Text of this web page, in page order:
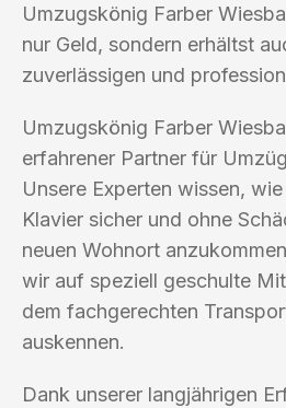
Umzugskönig Farber
nur Geld, sondern erhältst
zuverlässigen und
Umzugskönig Farber
erfahrener Partner für
Unsere Experten wissen,
Klavier sicher und ohne
neuen Wohnort
wir auf speziell geschulte
dem fachgerechten
auskennen.
Dank unserer langjährigen